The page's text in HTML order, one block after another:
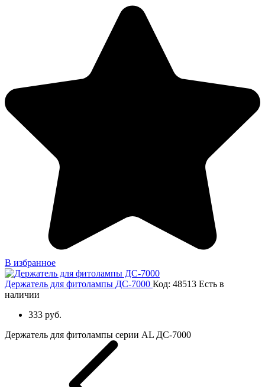
В избранное
Держатель для фитолампы ДС-7000 Код: 48513 Есть в
наличии
333 руб.
Держатель для фитолампы серии AL ДС-7000